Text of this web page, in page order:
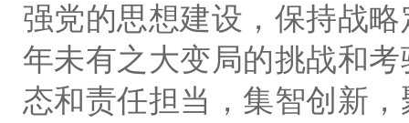
强党的思想建设，保持战
年未有之大变局的挑战和
态和责任担当，集智创新